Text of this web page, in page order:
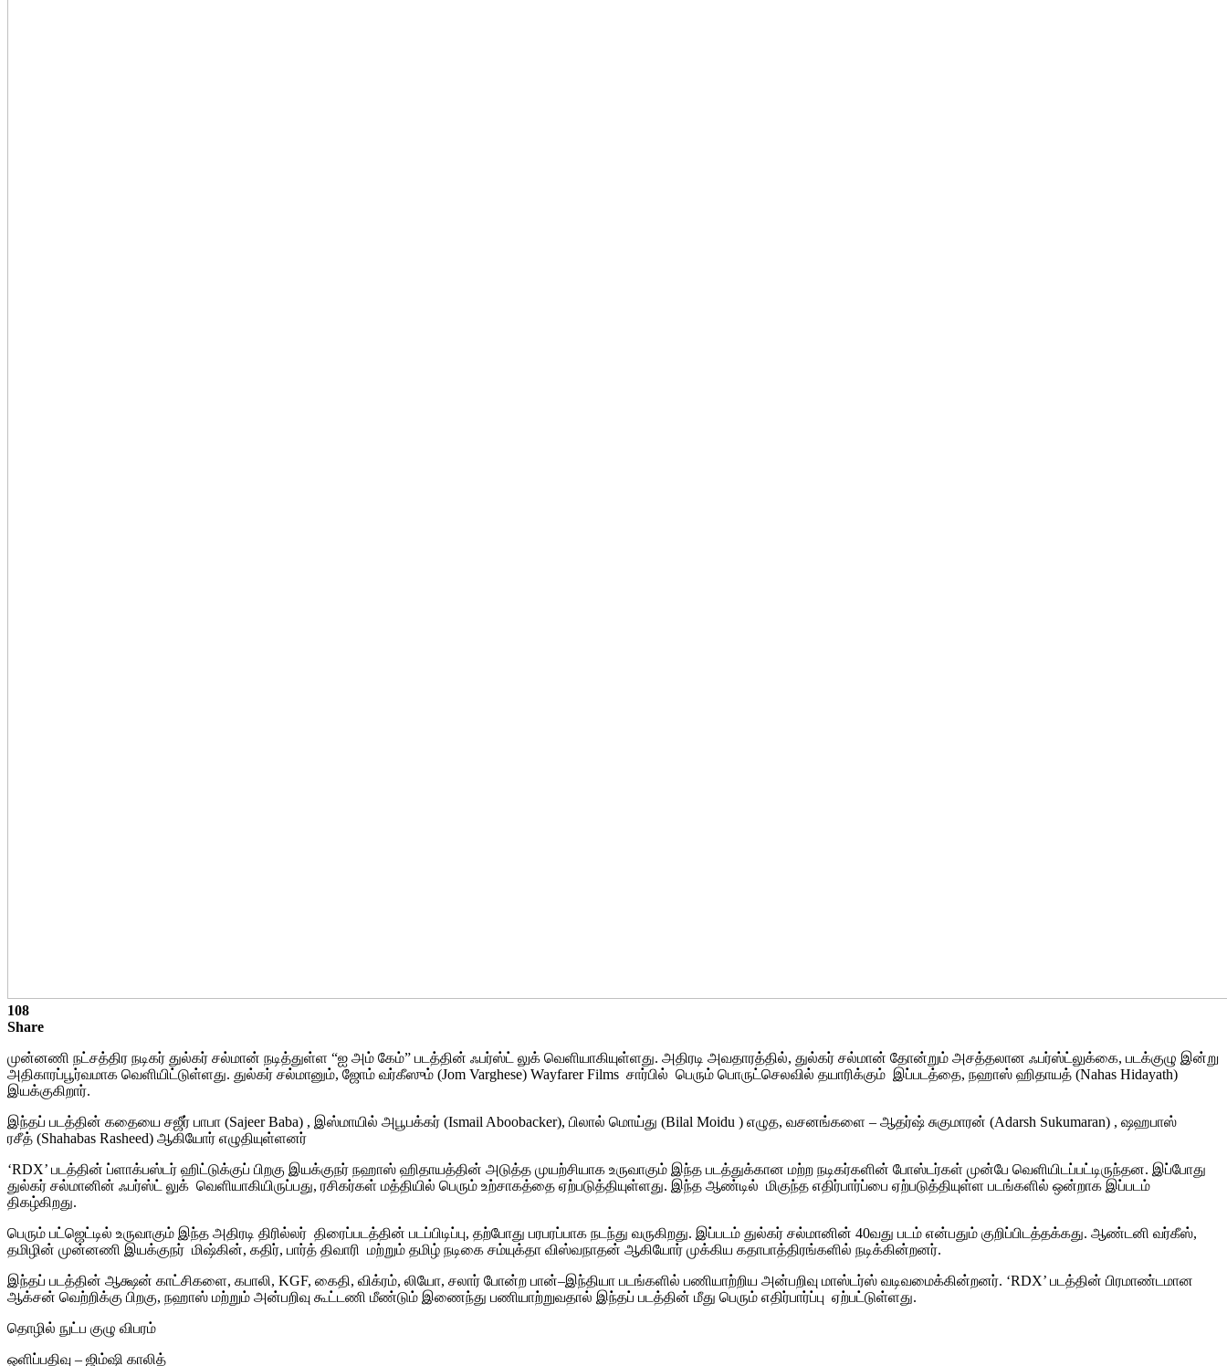
108
Share
முன்னணி நட்சத்திர நடிகர் துல்கர் சல்மான் நடித்துள்ள “ஐ அம் கேம்” படத்தின் ஃபர்ஸ்ட் லுக் வெளியாகியுள்ளது. அதிரடி அவதாரத்தில், துல்கர் சல்மான் தோன்றும் அசத்தலான ஃபர்ஸ்ட்லுக்கை, படக்குழு இன்று
அதிகாரப்பூர்வமாக வெளியிட்டுள்ளது. துல்கர் சல்மானும், ஜோம் வர்கீஸும் (Jom Varghese) Wayfarer Films சார்பில் பெரும் பொருட்செலவில் தயாரிக்கும் இப்படத்தை, நஹாஸ் ஹிதாயத் (Nahas Hidayath)
இயக்குகிறார்.
இந்தப் படத்தின் கதையை சஜீர் பாபா (Sajeer Baba) , இஸ்மாயில் அபூபக்கர் (Ismail Aboobacker), பிலால் மொய்து (Bilal Moidu ) எழுத, வசனங்களை – ஆதர்ஷ் சுகுமாரன் (Adarsh Sukumaran) , ஷஹபாஸ்
ரசீத் (Shahabas Rasheed) ஆகியோர் எழுதியுள்ளனர்
‘RDX’ படத்தின் ப்ளாக்பஸ்டர் ஹிட்டுக்குப் பிறகு இயக்குநர் நஹாஸ் ஹிதாயத்தின் அடுத்த முயற்சியாக உருவாகும் இந்த படத்துக்கான மற்ற நடிகர்களின் போஸ்டர்கள் முன்பே வெளியிடப்பட்டிருந்தன. இப்போது
துல்கர் சல்மானின் ஃபர்ஸ்ட் லுக் வெளியாகியிருப்பது, ரசிகர்கள் மத்தியில் பெரும் உற்சாகத்தை ஏற்படுத்தியுள்ளது. இந்த ஆண்டில் மிகுந்த எதிர்பார்ப்பை ஏற்படுத்தியுள்ள படங்களில் ஒன்றாக இப்படம்
திகழ்கிறது.
பெரும் பட்ஜெட்டில் உருவாகும் இந்த அதிரடி திரில்லர் திரைப்படத்தின் படப்பிடிப்பு, தற்போது பரபரப்பாக நடந்து வருகிறது. இப்படம் துல்கர் சல்மானின் 40வது படம் என்பதும் குறிப்பிடத்தக்கது. ஆண்டனி வர்கீஸ்,
தமிழின் முன்னணி இயக்குநர் மிஷ்கின், கதிர், பார்த் திவாரி மற்றும் தமிழ் நடிகை சம்யுக்தா விஸ்வநாதன் ஆகியோர் முக்கிய கதாபாத்திரங்களில் நடிக்கின்றனர்.
இந்தப் படத்தின் ஆக்ஷன் காட்சிகளை, கபாலி, KGF, கைதி, விக்ரம், லியோ, சலார் போன்ற பான்–இந்தியா படங்களில் பணியாற்றிய அன்பறிவு மாஸ்டர்ஸ் வடிவமைக்கின்றனர். ‘RDX’ படத்தின் பிரமாண்டமான
ஆக்சன் வெற்றிக்கு பிறகு, நஹாஸ் மற்றும் அன்பறிவு கூட்டணி மீண்டும் இணைந்து பணியாற்றுவதால் இந்தப் படத்தின் மீது பெரும் எதிர்பார்ப்பு ஏற்பட்டுள்ளது.
தொழில் நுட்ப குழு விபரம்
ஒளிப்பதிவு – ஜிம்ஷி காலித்